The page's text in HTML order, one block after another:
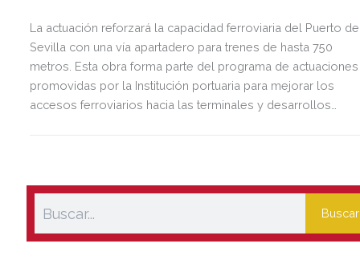
La actuación reforzará la capacidad ferroviaria del Puerto de
Sevilla con una vía apartadero para trenes de hasta 750
metros. Esta obra forma parte del programa de actuaciones
promovidas por la Institución portuaria para mejorar los
accesos ferroviarios hacia las terminales y desarrollos
Buscar